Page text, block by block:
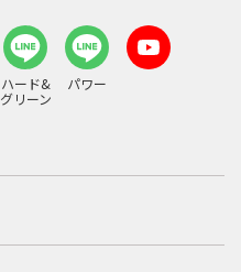
ハード&
グリーン
パワー